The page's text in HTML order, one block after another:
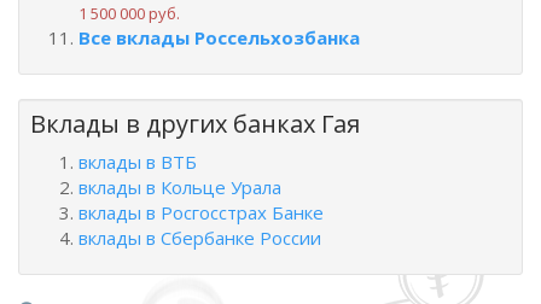
1 500 000 руб.
Все вклады Россельхозбанка
Вклады в других банках Гая
вклады в ВТБ
вклады в Кольце Урала
вклады в Росгосстрах Банке
вклады в Сбербанке России